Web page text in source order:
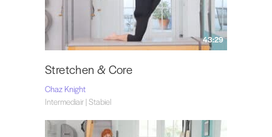
43:29
Stretchen & Core
Chaz Knight
Intermediair | Stabiel